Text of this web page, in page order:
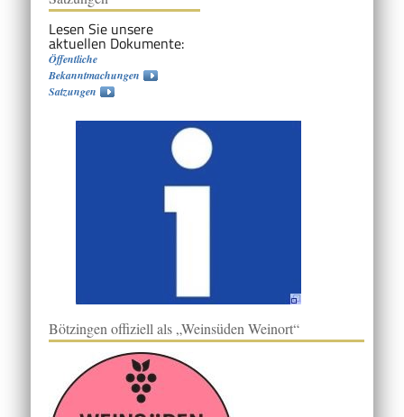
Lesen Sie unsere
aktuellen Dokumente:
Öffentliche
Bekanntmachungen
Satzungen
Bötzingen offiziell als „Weinsüden Weinort“